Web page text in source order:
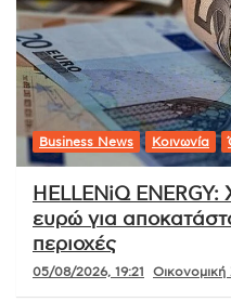
Business News Κοινωνία
HELLENiQ ENERGY:
ευρώ για
περιοχές
05/08/2026, 19:21